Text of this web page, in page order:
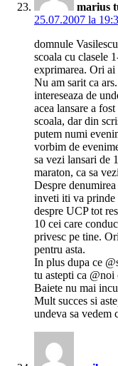
marius
25.07.2007 la
domnule
scoala cu clasele
exprimarea. Ori
Nu am sarit ca
intereseaza de
acea lansare a
scoala, dar din
putem numi
vorbim de
sa vezi lansari de
maraton, ca sa
Despre
inveti iti va prinde
despre UCP tot
10 cei care
privesc pe tine.
pentru asta.
In plus dupa ce
tu astepti ca @noi
Baiete nu mai
Mult succes si
undeva sa vedem